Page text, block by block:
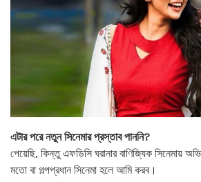
এটার পরে নতুন সিনেমার প্রস্তাব পাননি?
পেয়েছি, কিন্তু এফডিসি ঘরানার বাণিজ্যিক সিনেমায়
মতো বা গল্পপ্রধান সিনেমা হলে আমি করব।